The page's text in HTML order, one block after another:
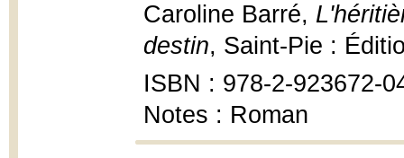
Caroline Barré,
destin, Saint-Pie :
ISBN : 978-2-923672-
Notes : Roman